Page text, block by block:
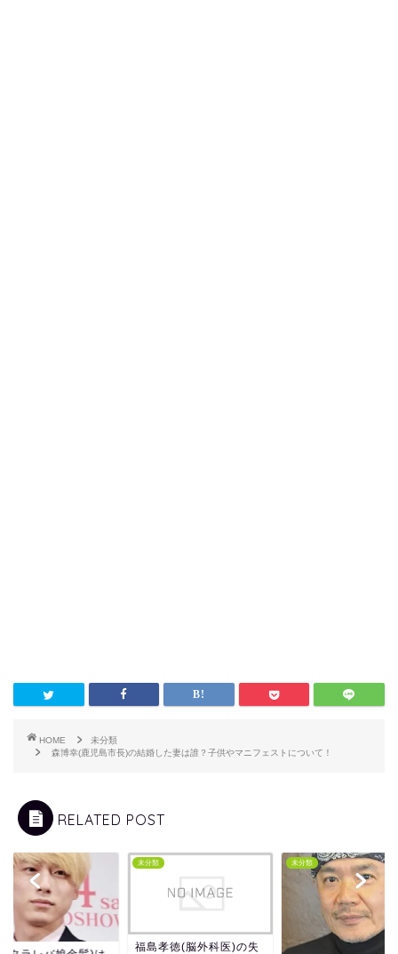
HOME
未分類
森博幸(鹿児島市長)の結婚した妻は誰？子供やマニフェストについて！
RELATED POST
未分類
福島孝徳(脳外科医)の失
未分類